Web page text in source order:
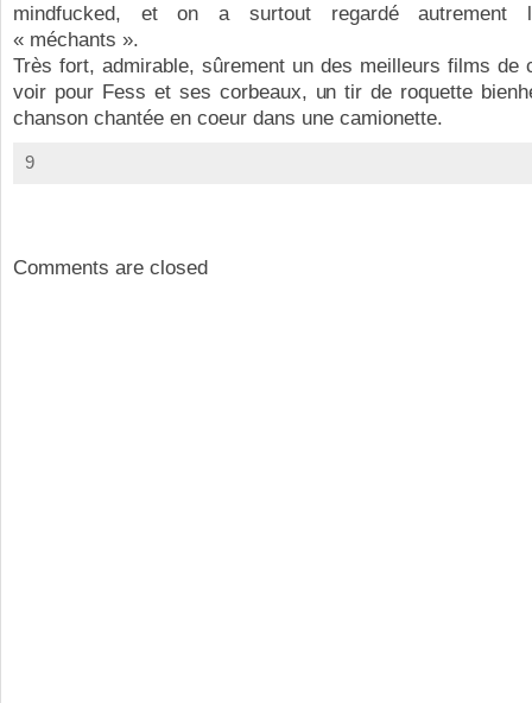
mindfucked, et on a surtout regardé autrement
« méchants ».
Très fort, admirable, sûrement un des meilleurs films de
voir pour Fess et ses corbeaux, un tir de roquette
chanson chantée en coeur dans une camionette.
9
Comments are closed